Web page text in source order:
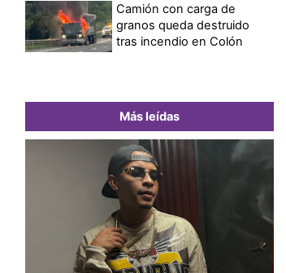
Camión con carga de
granos queda destruido
tras incendio en Colón
Más leídas